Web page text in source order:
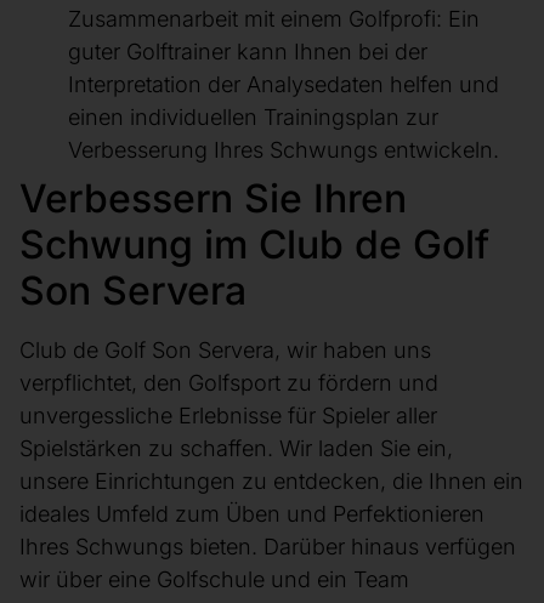
Zusammenarbeit mit einem Golfprofi: Ein
guter Golftrainer kann Ihnen bei der
Interpretation der Analysedaten helfen und
einen individuellen Trainingsplan zur
Verbesserung Ihres Schwungs entwickeln.
Verbessern Sie Ihren
Schwung im Club de Golf
Son Servera
Club de Golf Son Servera, wir haben uns
verpflichtet, den Golfsport zu fördern und
unvergessliche Erlebnisse für Spieler aller
Spielstärken zu schaffen. Wir laden Sie ein,
unsere Einrichtungen zu entdecken, die Ihnen ein
ideales Umfeld zum Üben und Perfektionieren
Ihres Schwungs bieten. Darüber hinaus verfügen
wir über eine Golfschule und ein Team